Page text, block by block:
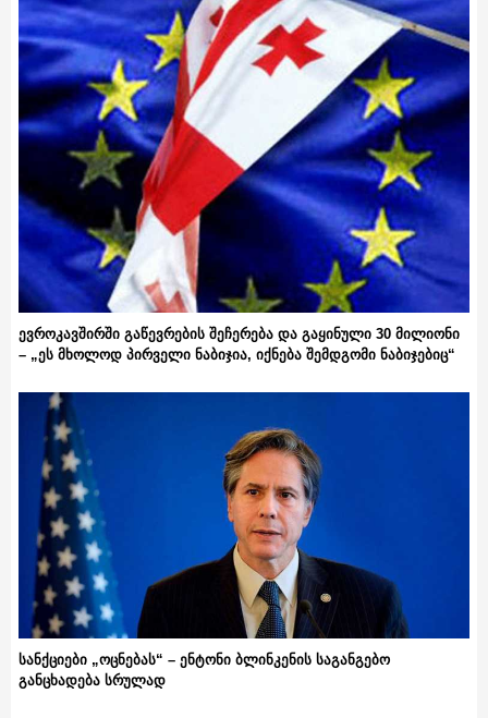
ევროკავშირში გაწევრების შეჩერება და გაყინული 30 მილიონი
– „ეს მხოლოდ პირველი ნაბიჯია, იქნება შემდგომი ნაბიჯებიც“
სანქციები „ოცნებას“ – ენტონი ბლინკენის საგანგებო
განცხადება სრულად